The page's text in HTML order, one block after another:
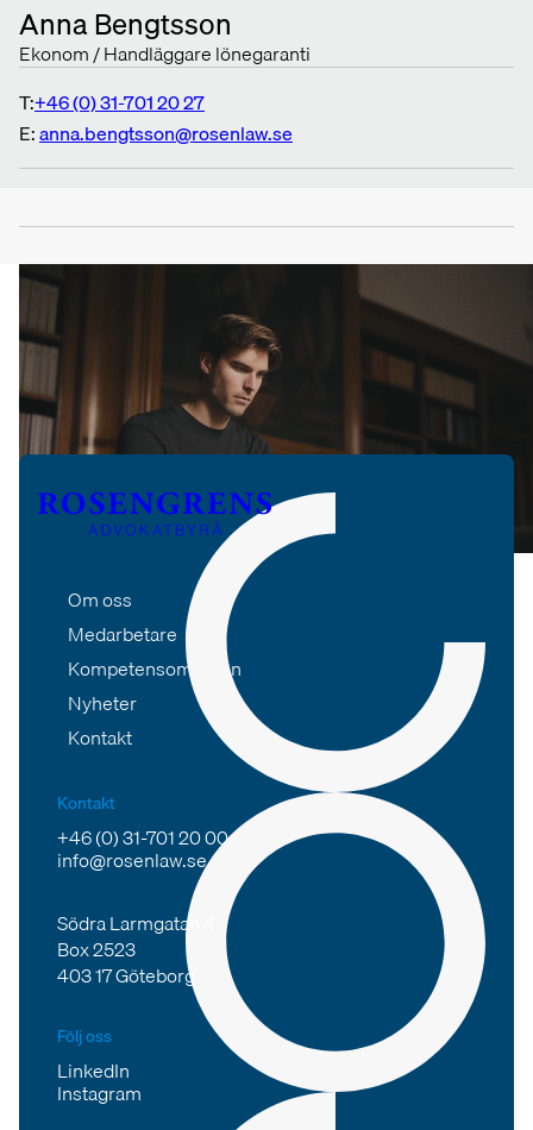
Anna Bengtsson
Ekonom / Handläggare lönegaranti
T:+46 (0) 31-701 20 27
E:anna.bengtsson@rosenlaw.se
Om oss
Medarbetare
Kompetensområden
Nyheter
Kontakt
Kontakt
+46 (0) 31-701 20 00
info@rosenlaw.se
Södra Larmgatan 4
Box 2523
403 17 Göteborg
Följ oss
LinkedIn
Instagram